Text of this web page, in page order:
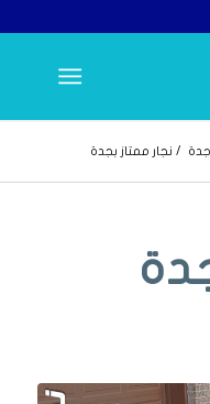
جدة / نجار ممتاز بجدة